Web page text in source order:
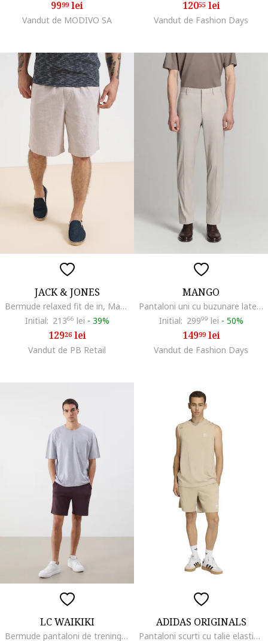
9999lei
Vandut de MODIVO SA
12055lei
Vandut de Fashion Days
JACK & JONES
Bermude relaxed fit de in, Maro melange
Initial: 21366 lei - 39%
12926lei
Vandut de PB Retail
MANGO
Pantaloni uni cu buzunare laterale, Maro nisip
Initial: 29999 lei - 50%
14999lei
Vandut de Fashion Days
LC WAIKIKI
Bermude pantaloni de trening cu snur de ajustare, Violet pruna
ADIDAS ORIGINALS
Pantaloni scurti cu talie elastica, Maro nisip